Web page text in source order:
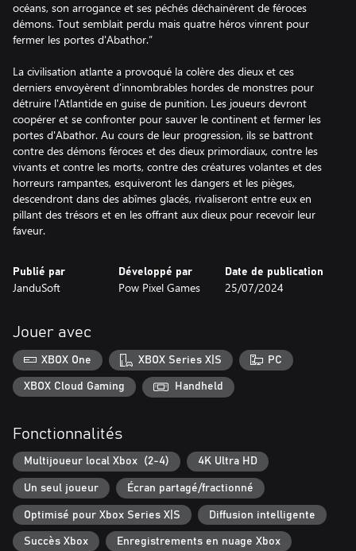
océans, son arrogance et ses péchés déchainèrent de féroces
démons. Tout semblait perdu mais quatre héros vinrent pour
fermer les portes d'Abathor.”
La civilisation atlante a provoqué la colère des dieux et ces
derniers envoyèrent d'innombrables hordes de monstres pour
détruire l'Atlantide en guise de punition. Les joueurs devront
coopérer et se confronter pour sauver le continent et fermer les
portes d'Abathor. Au cours de leur progression, ils se battront
contre des démons féroces et des dieux primordiaux, contre les
vivants et contre les morts, contre des créatures volantes et des
horreurs rampantes, esquiveront les dangers et les pièges,
descendront dans des abîmes glacés, rivaliseront entre eux en
pillant des trésors et en les offrant aux dieux pour recevoir leur
faveur.
Publié par
JanduSoft
Développé par
Pow Pixel Games
Date de publication
25/07/2024
Jouer avec
XBOX One XBOX Series X|S PC
XBOX Cloud Gaming Handheld
Fonctionnalités
Multijoueur local Xbox (2-4) 4K Ultra HD
Un seul joueur Écran partagé/fractionné
Optimisé pour Xbox Series X|S Diffusion intelligente
Succès Xbox Enregistrements en nuage Xbox